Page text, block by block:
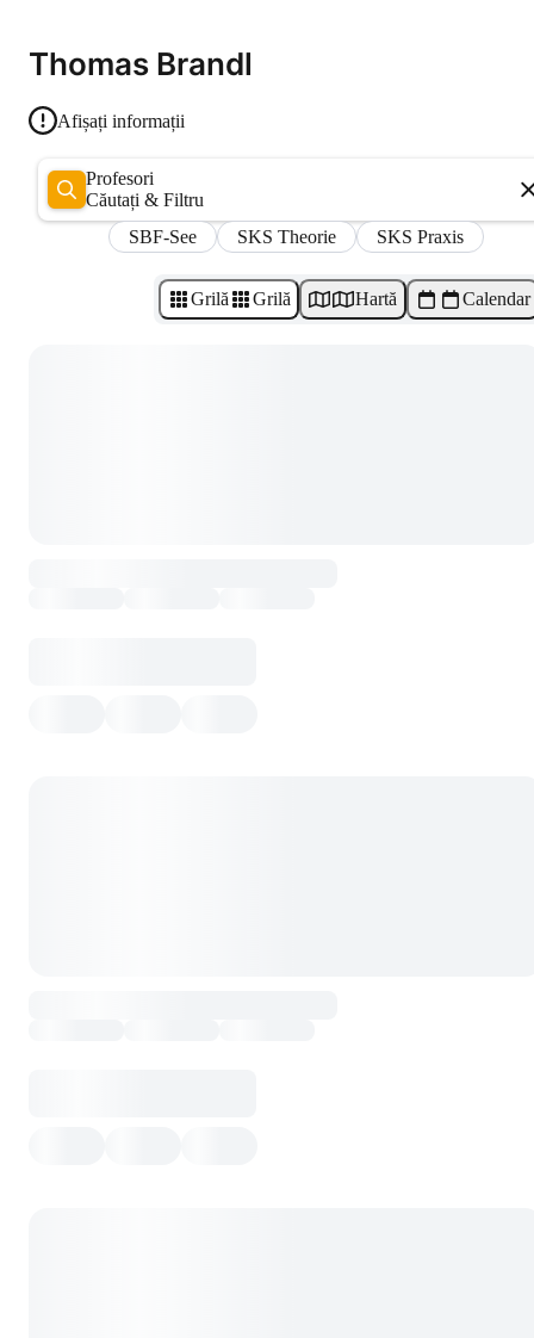
Thomas Brandl
Afișați informații
Profesori
Căutați & Filtru
SBF-See
SKS Theorie SKS Praxis
Grilă Grilă Hartă Calendar